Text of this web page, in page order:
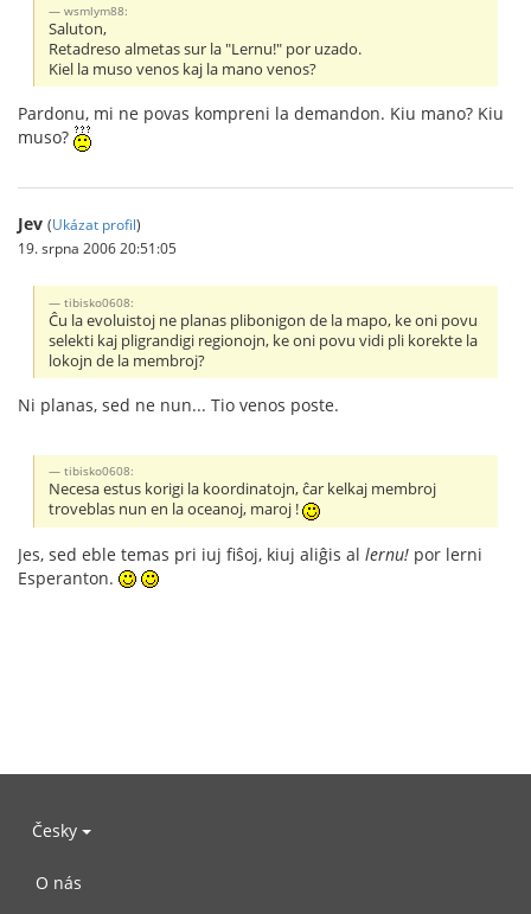
wsmlym88:
Saluton,
Retadreso almetas sur la "Lernu!" por uzado.
Kiel la muso venos kaj la mano venos?
Pardonu, mi ne povas kompreni la demandon. Kiu mano? Kiu
muso?
Jev (Ukázat profil)
19. srpna 2006 20:51:05
tibisko0608:
Ĉu la evoluistoj ne planas plibonigon de la mapo, ke oni povu
selekti kaj pligrandigi regionojn, ke oni povu vidi pli korekte la
lokojn de la membroj?
Ni planas, sed ne nun... Tio venos poste.
tibisko0608:
Necesa estus korigi la koordinatojn, ĉar kelkaj membroj
troveblas nun en la oceanoj, maroj !
Jes, sed eble temas pri iuj fiŝoj, kiuj aliĝis al lernu! por lerni
Esperanton.
Česky
O nás